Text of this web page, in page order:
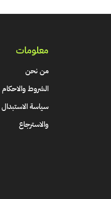
معلومات
من نحن
الشروط والاحكام
سياسة الاستبدال
والاسترجاع